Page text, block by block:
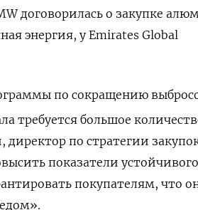
договорилась о закупке
энергия, у Emirates Global
по сокращению
требуется большое
по стратегии
показатели устойчивого
покупателям, что